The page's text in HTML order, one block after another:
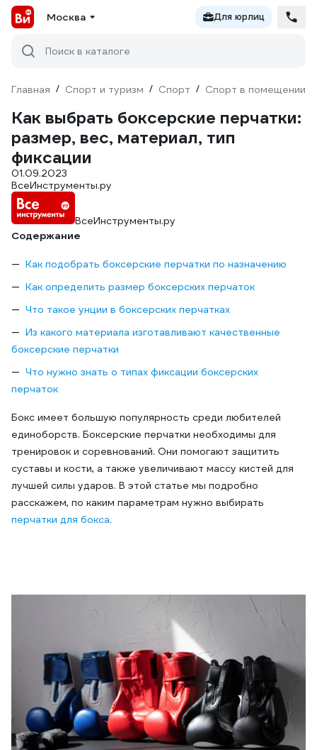
Москва Для юрлиц
Поиск в каталоге
Главная / Спорт и туризм / Спорт / Спорт в помещении
Как выбрать боксерские перчатки:
размер, вес, материал, тип
фиксации
01.09.2023
ВсеИнструменты.ру
ВсеИнструменты.ру
Содержание
Как подобрать боксерские перчатки по назначению
Как определить размер боксерских перчаток
Что такое унции в боксерских перчатках
Из какого материала изготавливают качественные
боксерские перчатки
Что нужно знать о типах фиксации боксерских
перчаток
Бокс имеет большую популярность среди любителей
единоборств. Боксерские перчатки необходимы для
тренировок и соревнований. Они помогают защитить
суставы и кости, а также увеличивают массу кистей для
лучшей силы ударов. В этой статье мы подробно
расскажем, по каким параметрам нужно выбирать
перчатки для бокса.